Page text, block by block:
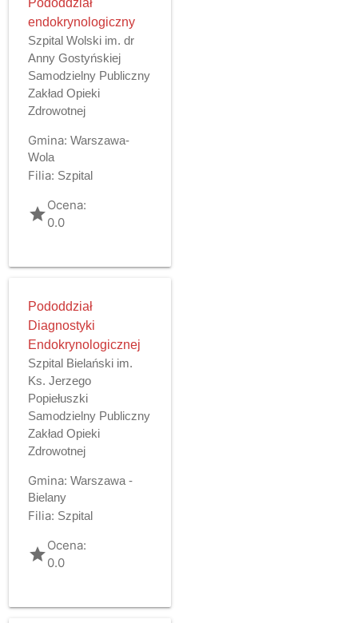
endokrynologiczny
Szpital Wolski im. dr
Anny Gostyńskiej
Samodzielny Publiczny
Zakład Opieki
Zdrowotnej
Gmina: Warszawa-
Wola
Filia: Szpital
gradeOcena:
0.0
Pododdział
Diagnostyki
Endokrynologicznej
Szpital Bielański im.
Ks. Jerzego
Popiełuszki
Samodzielny Publiczny
Zakład Opieki
Zdrowotnej
Gmina: Warszawa -
Bielany
Filia: Szpital
gradeOcena:
0.0